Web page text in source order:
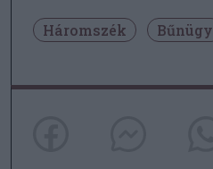
Háromszék Bűnügy